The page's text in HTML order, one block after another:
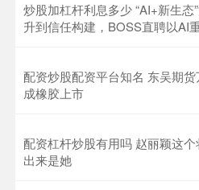
炒股加杠杆利息多少 “AI+新生态
升到信任构建，BOSS直聘以AI
配资炒股配资平台知名 东吴期
成橡胶上市
配资杠杆炒股有用吗 赵丽颖这
出来是她 ​​​